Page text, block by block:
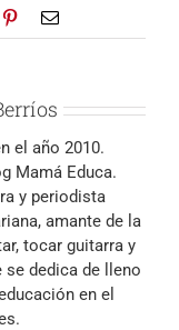
PinterestCorreo
electrónico
el año 2010.
Mamá Educa.
y periodista
amante de la
tocar guitarra y
dedica de lleno
en el